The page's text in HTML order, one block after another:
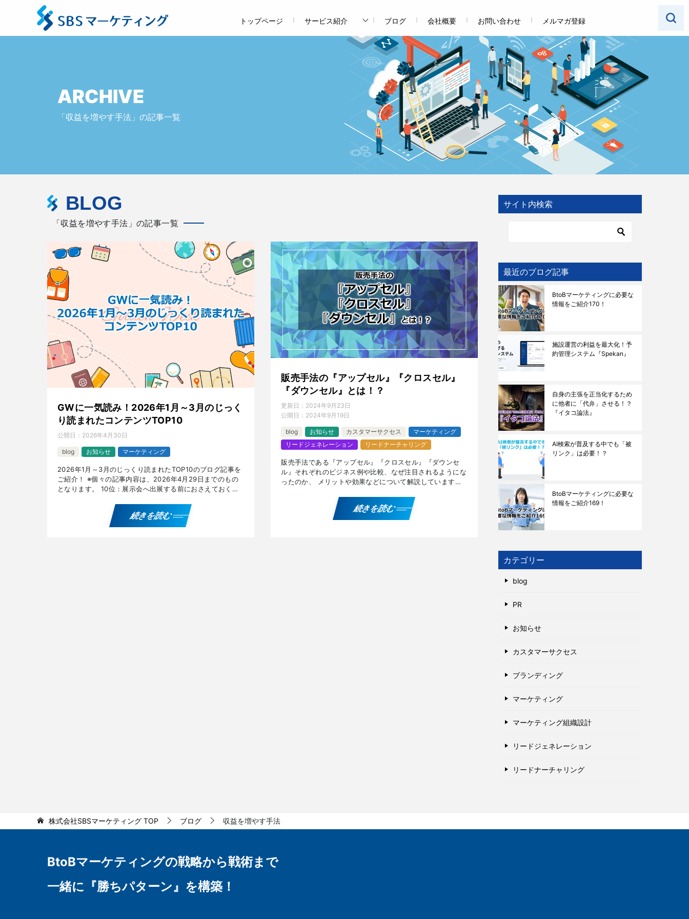
トップページ サービス紹介 ブログ 会社概要 お問い合わせ メルマガ登録
ARCHIVE
「収益を増やす手法」の記事一覧
BLOG
「収益を増やす手法」の記事一覧
GWに一気読み！2026年1月～3月のじっく
り読まれたコンテンツTOP10
公開日： 2026年4月30日
blog お知らせ マーケティング
2026年1月～3月のじっくり読まれたTOP10のブログ記事を
ご紹介！ ※個々の記事内容は、2026年4月29日までのもの
となります。 10位：展示会へ出展する前におさえておくべ
続きを読む
販売手法の『アップセル』『クロスセル』
『ダウンセル』とは！？
更新日： 2024年9月23日
公開日： 2024年9月19日
blog お知らせ カスタマーサクセス
マーケティング
リードジェネレーション
リードナーチャリング
販売手法である『アップセル』『クロスセル』『ダウンセ
ル』それぞれのビジネス例や比較、なぜ注目されるようにな
ったのか、 メリットや効果などについて解説しています。
続きを読む
サイト内検索
最近のブログ記事
BtoBマーケティングに必要な
情報をご紹介170！
施設運営の利益を最大化！予
約管理システム『Spekan』
自身の主張を正当化するため
に他者に「代弁」させる！？
『イタコ論法』
AI検索が普及する中でも「被
リンク」は必要！？
BtoBマーケティングに必要な
情報をご紹介169！
カテゴリー
blog
PR
お知らせ
カスタマーサクセス
ブランディング
マーケティング
マーケティング組織設計
リードジェネレーション
リードナーチャリング
株式会社SBSマーケティング TOP ブログ 収益を増やす手法
BtoBマーケティングの戦略から戦術まで
一緒に『勝ちパターン』を構築！